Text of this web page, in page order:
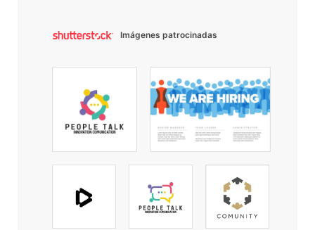
Imágenes patrocinadas